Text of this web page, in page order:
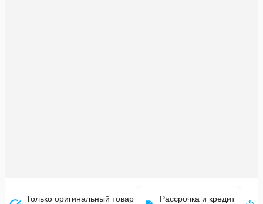
Только оригинальный товар
Рассрочка и кредит